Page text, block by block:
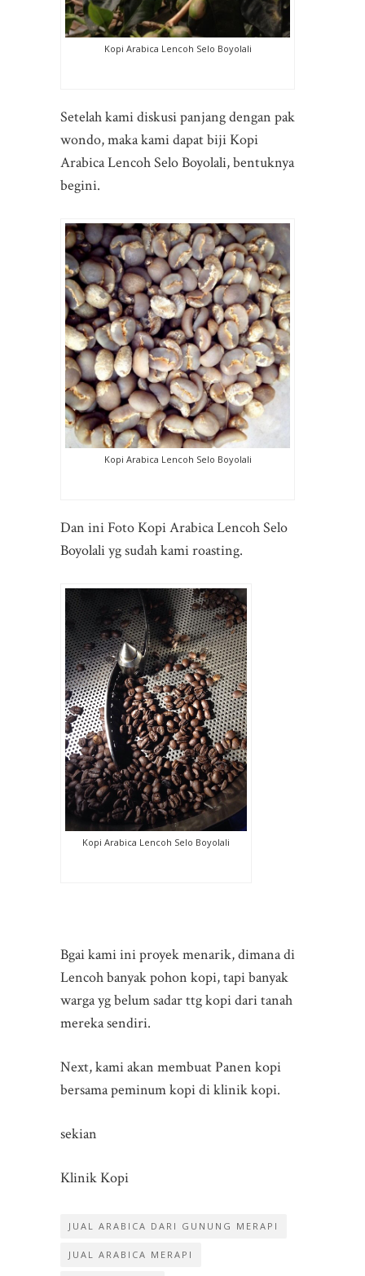
Kopi Arabica Lencoh Selo Boyolali
Setelah kami diskusi panjang dengan pak
wondo, maka kami dapat biji Kopi
Arabica Lencoh Selo Boyolali, bentuknya
begini.
Kopi Arabica Lencoh Selo Boyolali
Dan ini Foto Kopi Arabica Lencoh Selo
Boyolali yg sudah kami roasting.
Kopi Arabica Lencoh Selo Boyolali
Bgai kami ini proyek menarik, dimana di
Lencoh banyak pohon kopi, tapi banyak
warga yg belum sadar ttg kopi dari tanah
mereka sendiri.
Next, kami akan membuat Panen kopi
bersama peminum kopi di klinik kopi.
sekian
Klinik Kopi
JUAL ARABICA DARI GUNUNG MERAPI
JUAL ARABICA MERAPI